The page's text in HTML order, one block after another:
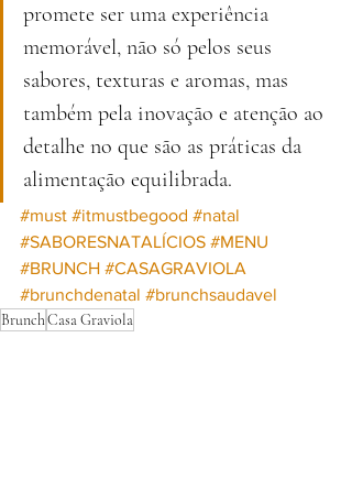
promete ser uma experiência
memorável, não só pelos seus
sabores, texturas e aromas, mas
também pela inovação e atenção ao
detalhe no que são as práticas da
alimentação equilibrada.
#must #itmustbegood #natal
#SABORESNATALÍCIOS #MENU
#BRUNCH #CASAGRAVIOLA
#brunchdenatal #brunchsaudavel
BrunchCasa Graviola